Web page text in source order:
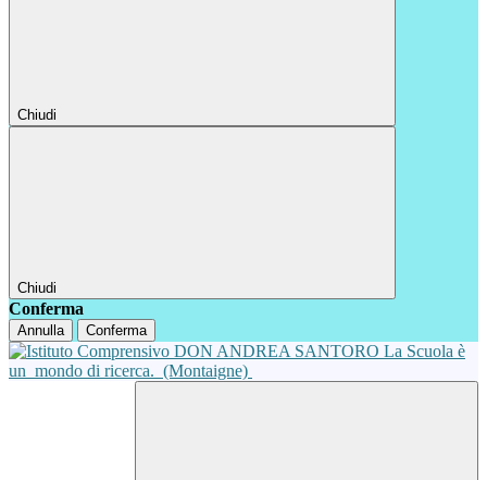
Chiudi
Chiudi
Conferma
Annulla Conferma
La Scuola è
un mondo di ricerca. (Montaigne)